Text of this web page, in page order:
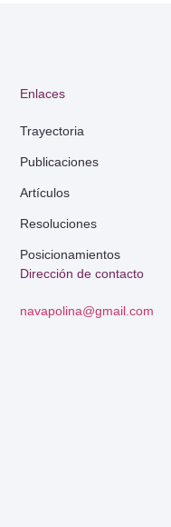
Dirección de contacto
navapolina@gmail.com
Enlaces
Trayectoria
Publicaciones
Artículos
Resoluciones
Posicionamientos